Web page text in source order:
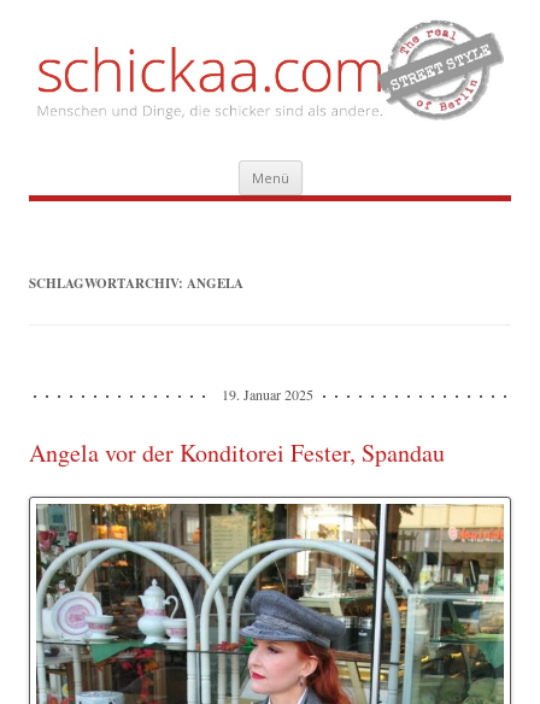
Menü Zum
Inhalt
springen
SCHLAGWORTARCHIV: ANGELA
19. Januar 2025
Angela vor der Konditorei Fester, Spandau